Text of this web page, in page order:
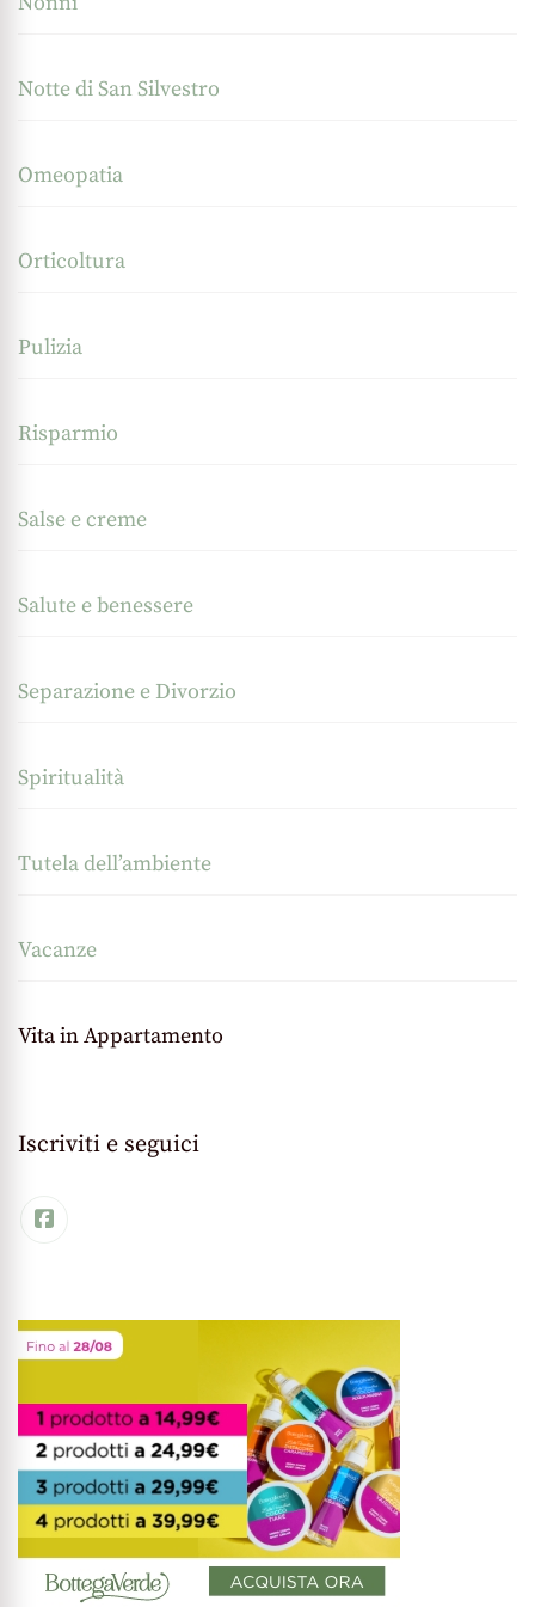
Notte di San Silvestro
Omeopatia
Orticoltura
Pulizia
Risparmio
Salse e creme
Salute e benessere
Separazione e Divorzio
Spiritualità
Tutela dell’ambiente
Vacanze
Vita in Appartamento
Iscriviti e seguici